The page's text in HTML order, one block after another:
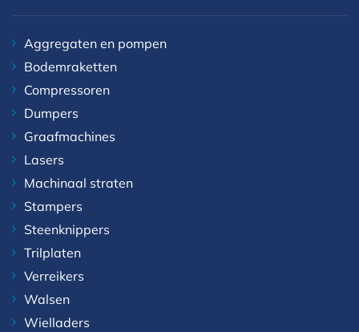
Aggregaten en pompen
Bodemraketten
Compressoren
Dumpers
Graafmachines
Lasers
Machinaal straten
Stampers
Steenknippers
Trilplaten
Verreikers
Walsen
Wielladers